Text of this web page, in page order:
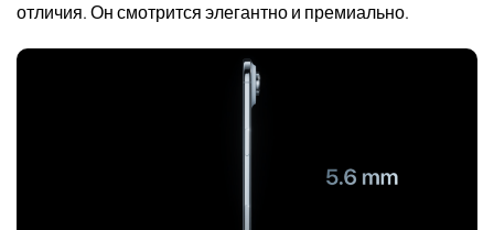
отличия. Он смотрится элегантно и премиально.